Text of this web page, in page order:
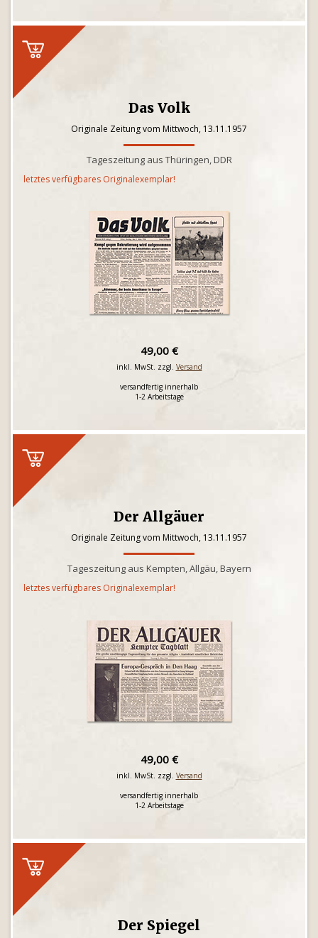
Das Volk
Originale Zeitung vom Mittwoch, 13.11.1957
Tageszeitung aus Thüringen, DDR
letztes verfügbares Originalexemplar!
49,00 €
inkl. MwSt. zzgl. Versand
versandfertig innerhalb
1-2 Arbeitstage
Der Allgäuer
Originale Zeitung vom Mittwoch, 13.11.1957
Tageszeitung aus Kempten, Allgäu, Bayern
letztes verfügbares Originalexemplar!
49,00 €
inkl. MwSt. zzgl. Versand
versandfertig innerhalb
1-2 Arbeitstage
Der Spiegel